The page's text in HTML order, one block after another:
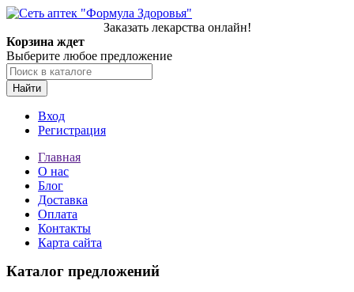
Заказать лекарства онлайн!
Корзина ждет
Выберите любое предложение
Найти
Вход
Регистрация
Главная
О нас
Блог
Доставка
Оплата
Контакты
Карта сайта
Каталог предложений